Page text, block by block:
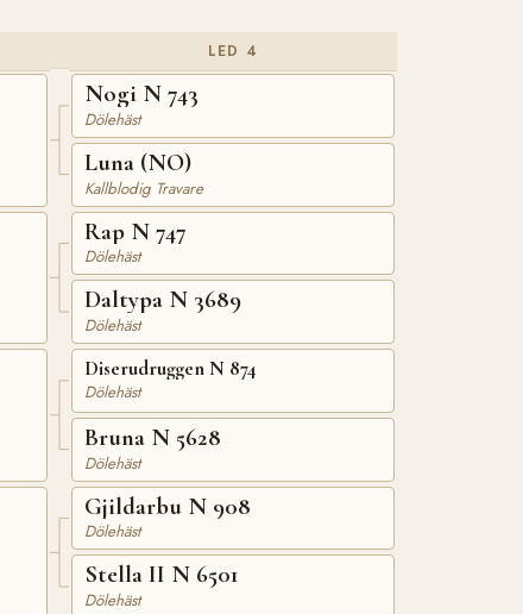
LED 4
Nogi N 743
Dölehäst
Luna (NO)
Kallblodig Travare
Rap N 747
Dölehäst
Daltypa N 3689
Dölehäst
Diserudruggen N 874
Dölehäst
Bruna N 5628
Dölehäst
Gjildarbu N 908
Dölehäst
Stella II N 6501
Dölehäst